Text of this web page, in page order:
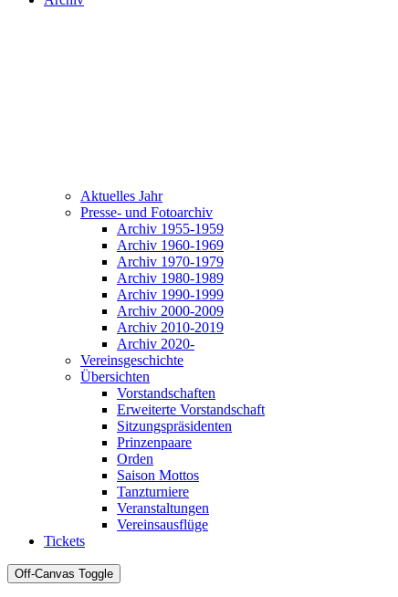
Aktuelles Jahr
Presse- und Fotoarchiv
Archiv 1955-1959
Archiv 1960-1969
Archiv 1970-1979
Archiv 1980-1989
Archiv 1990-1999
Archiv 2000-2009
Archiv 2010-2019
Archiv 2020-
Vereinsgeschichte
Übersichten
Vorstandschaften
Erweiterte Vorstandschaft
Sitzungspräsidenten
Prinzenpaare
Orden
Saison Mottos
Tanzturniere
Veranstaltungen
Vereinsausflüge
Tickets
Off-Canvas Toggle